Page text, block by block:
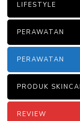
LIFESTYLE
PERAWATAN
PERAWATAN
PRODUK
REVIEW